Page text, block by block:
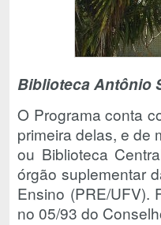
Biblioteca Antônio
O Programa conta
primeira delas, e de
ou Biblioteca
órgão suplementar
Ensino (PRE/UFV).
no 05/93 do